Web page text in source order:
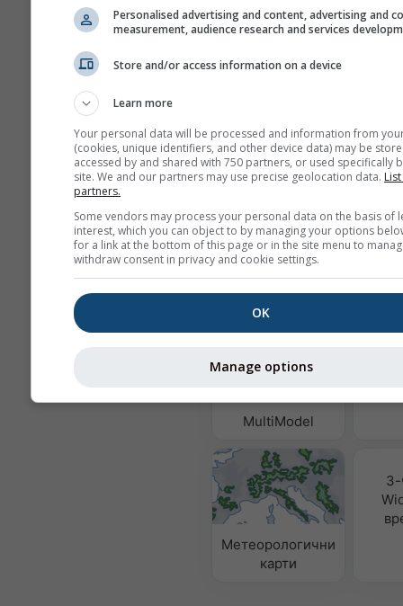
Ние не споделяме вашия имейл
трети страни, както е описано в
политика за поверителност.
услугите на meteoblue, вие
адрес ще може да се използва
услуги на meteoblue.
MultiModel
Метеорологични
карти
3-
Personalised advertising and content, advertising and
measurement, audience research and services
Store and/or access information on a device
Learn more
Your personal data will be processed and information from
(cookies, unique identifiers, and other device data) may be
accessed by and shared with 750 partners, or used specifically
site. We and our partners may use precise geolocation data.
partners.
Some vendors may process your personal data on the basis of
interest, which you can object to by managing your options
for a link at the bottom of this page or in the site menu to
withdraw consent in privacy and cookie settings.
OK
Manage options